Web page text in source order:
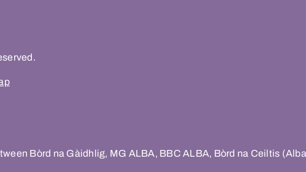
Bòrd na Gàidhlig, MG ALBA, BBC ALBA, Bòrd na Ceiltis